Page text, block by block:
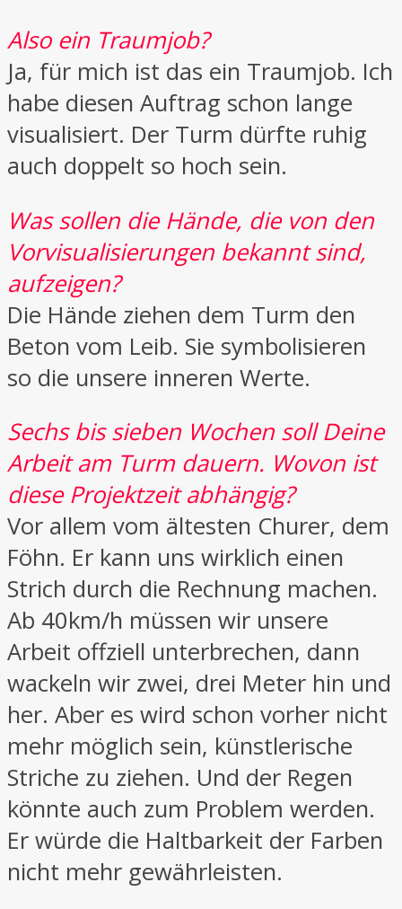
Also ein Traumjob?
Ja, für mich ist das ein Traumjob. Ich
habe diesen Auftrag schon lange
visualisiert. Der Turm dürfte ruhig
auch doppelt so hoch sein.
Was sollen die Hände, die von den
Vorvisualisierungen bekannt sind,
aufzeigen?
Die Hände ziehen dem Turm den
Beton vom Leib. Sie symbolisieren
so die unsere inneren Werte.
Sechs bis sieben Wochen soll Deine
Arbeit am Turm dauern. Wovon ist
diese Projektzeit abhängig?
Vor allem vom ältesten Churer, dem
Föhn. Er kann uns wirklich einen
Strich durch die Rechnung machen.
Ab 40km/h müssen wir unsere
Arbeit offziell unterbrechen, dann
wackeln wir zwei, drei Meter hin und
her. Aber es wird schon vorher nicht
mehr möglich sein, künstlerische
Striche zu ziehen. Und der Regen
könnte auch zum Problem werden.
Er würde die Haltbarkeit der Farben
nicht mehr gewährleisten.